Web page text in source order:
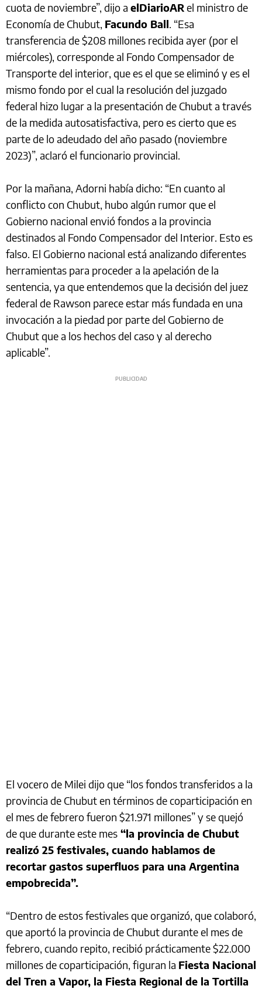
cuota de noviembre”, dijo a elDiarioARel ministro de
Economía de Chubut, Facundo Ball. “Esa
transferencia de $208 millones recibida ayer (por el
miércoles), corresponde al Fondo Compensador de
Transporte del interior, que es el que se eliminó y es el
mismo fondo por el cual la resolución del juzgado
federal hizo lugar a la presentación de Chubut a través
de la medida autosatisfactiva, pero es cierto que es
parte de lo adeudado del año pasado (noviembre
2023)”, aclaró el funcionario provincial.
Por la mañana, Adorni había dicho: “En cuanto al
conflicto con Chubut, hubo algún rumor que el
Gobierno nacional envió fondos a la provincia
destinados al Fondo Compensador del Interior. Esto es
falso. El Gobierno nacional está analizando diferentes
herramientas para proceder a la apelación de la
sentencia, ya que entendemos que la decisión del juez
federal de Rawson parece estar más fundada en una
invocación a la piedad por parte del Gobierno de
Chubut que a los hechos del caso y al derecho
aplicable”.
El vocero de Milei dijo que “los fondos transferidos a la
provincia de Chubut en términos de coparticipación en
el mes de febrero fueron $21.971 millones” y se quejó
de que durante este mes “la provincia de Chubut
realizó 25 festivales, cuando hablamos de
recortar gastos superfluos para una Argentina
empobrecida”.
“Dentro de estos festivales que organizó, que colaboró,
que aportó la provincia de Chubut durante el mes de
febrero, cuando repito, recibió prácticamente $22.000
millones de coparticipación, figuran la Fiesta Nacional
del Tren a Vapor, la Fiesta Regional de la Tortilla